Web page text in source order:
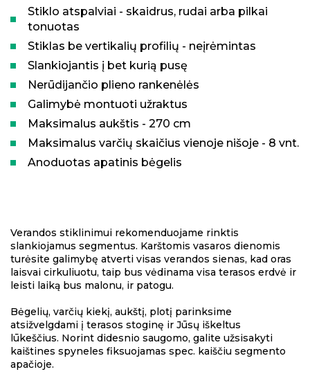
Stiklo atspalviai - skaidrus, rudai arba pilkai
tonuotas
Stiklas be vertikalių profilių - neįrėmintas
Slankiojantis į bet kurią pusę
Nerūdijančio plieno rankenėlės
Galimybė montuoti užraktus
Maksimalus aukštis - 270 cm
Maksimalus varčių skaičius vienoje nišoje - 8 vnt.
Anoduotas apatinis bėgelis
Verandos stiklinimui rekomenduojame rinktis
slankiojamus segmentus. Karštomis vasaros dienomis
turėsite galimybę atverti visas verandos sienas, kad oras
laisvai cirkuliuotu, taip bus vėdinama visa terasos erdvė ir
leisti laiką bus malonu, ir patogu.
Bėgelių, varčių kiekį, aukštį, plotį parinksime
atsižvelgdami į terasos stoginę ir Jūsų iškeltus
lūkeščius. Norint didesnio saugomo, galite užsisakyti
kaištines spyneles fiksuojamas spec. kaiščiu segmento
apačioje.